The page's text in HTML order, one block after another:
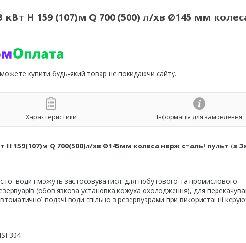
H 159 (107)м Q 700 (500) л/хв Ø145 мм
можете купити будь-який товар не покидаючи сайту.
Характеристики Інформація для замовлення
159(107)м Q 700(500)л/хв Ø145мм колеса нерж сталь+пульт (з
води і можуть застосовуватися: для побутового та промислового
(обов'язкова установка кожуха охолодження), для
подачі води спільно з резервуарами при використанні
304